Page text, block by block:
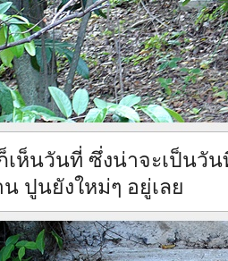
เห็นวันที่ ซึ่งน่าจะเป็นวั
น ปูนยังใหม่ๆ อยู่เลย